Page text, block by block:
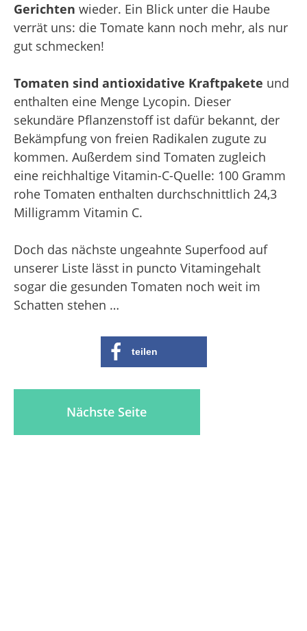
Gerichten wieder. Ein Blick unter die Haube
verrät uns: die Tomate kann noch mehr, als nur
gut schmecken!
Tomaten sind antioxidative Kraftpakete und
enthalten eine Menge Lycopin. Dieser
sekundäre Pflanzenstoff ist dafür bekannt, der
Bekämpfung von freien Radikalen zugute zu
kommen. Außerdem sind Tomaten zugleich
eine reichhaltige Vitamin-C-Quelle: 100 Gramm
rohe Tomaten enthalten durchschnittlich 24,3
Milligramm Vitamin C.
Doch das nächste ungeahnte Superfood auf
unserer Liste lässt in puncto Vitamingehalt
sogar die gesunden Tomaten noch weit im
Schatten stehen …
teilen
Nächste Seite